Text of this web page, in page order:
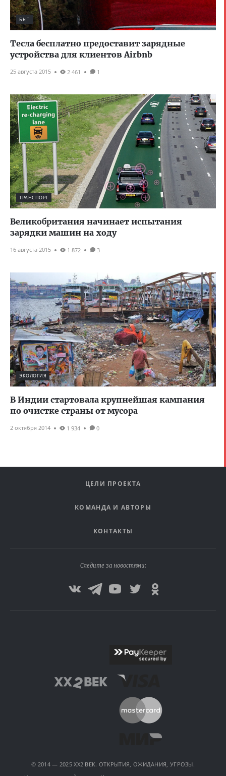
БЫТ
Тесла бесплатно предоставит зарядные
устройства для клиентов Airbnb
25 августа 2015 2 461 1
ТРАНСПОРТ
Великобритания начинает испытания
зарядки машин на ходу
16 августа 2015 1 872 3
ЭКОЛОГИЯ
В Индии стартовала крупнейшая кампания
по очистке страны от мусора
2 октября 2014 1 934 0
ЦЕЛИ ПРОЕКТА
КОМАНДА И АВТОРЫ
КОНТАКТЫ
Следите за новостями:
© 2014 — 2025 XX2 ВЕК. ОТКРЫТИЯ, ОЖИДАНИЯ, УГРОЗЫ.